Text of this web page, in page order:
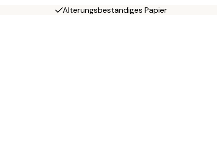
Alterungsbeständiges Papier